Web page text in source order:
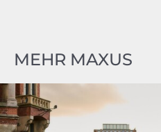
MEHR MAXUS